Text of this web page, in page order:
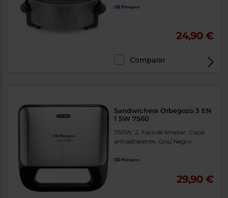
24,90 €
Comparar
Sandwichera Orbegozo 3 EN
1 SW 7560
750W, 2, Fácil de limpiar, Capa
antiadherente, Gris/ Negro
29,90 €